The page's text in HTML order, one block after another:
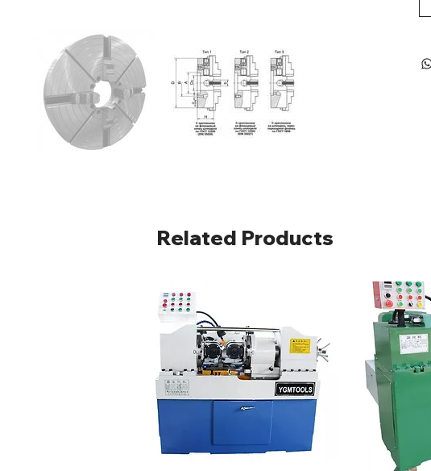
Related Products